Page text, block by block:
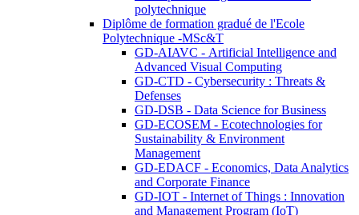
polytechnique
Diplôme de formation gradué de l'Ecole
Polytechnique -MSc&T
GD-AIAVC - Artificial Intelligence and
Advanced Visual Computing
GD-CTD - Cybersecurity : Threats &
Defenses
GD-DSB - Data Science for Business
GD-ECOSEM - Ecotechnologies for
Sustainability & Environment
Management
GD-EDACF - Economics, Data Analytics
and Corporate Finance
GD-IOT - Internet of Things : Innovation
and Management Program (IoT)